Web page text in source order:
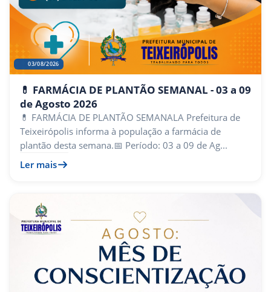
03/08/2026
💊 FARMÁCIA DE PLANTÃO SEMANAL - 03 a 09
de Agosto 2026
💊 FARMÁCIA DE PLANTÃO SEMANALA Prefeitura de
Teixeirópolis informa à população a farmácia de
plantão desta semana.📅 Período: 03 a 09 de Ag...
Ler mais